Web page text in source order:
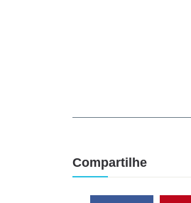
Compartilhe